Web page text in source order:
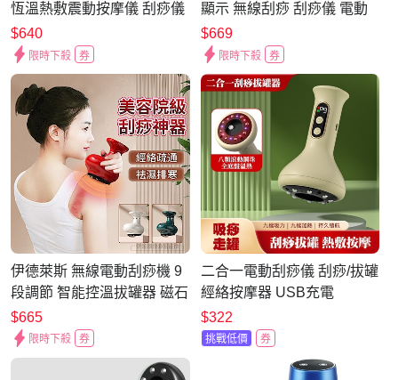
恆溫熱敷震動按摩儀 刮痧儀
$640
限時下殺 券
顯示 無線刮痧 刮痧儀 電動
吸痧機 拔罐疏通儀 按摩機
刮痧機 拔罐機
$669
限時下殺 券
伊德萊斯 無線電動刮痧機 9
段調節 智能控溫拔罐器 磁石
按摩儀 刮痧儀 交換節禮物
$665
限時下殺 券
二合一電動刮痧儀 刮痧/拔罐
經絡按摩器 USB充電
$322
挑戰低價 券